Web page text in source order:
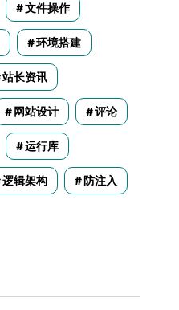
文件操作
环境搭建
站长资讯
网站设计 评论
运行库
逻辑架构 防注入